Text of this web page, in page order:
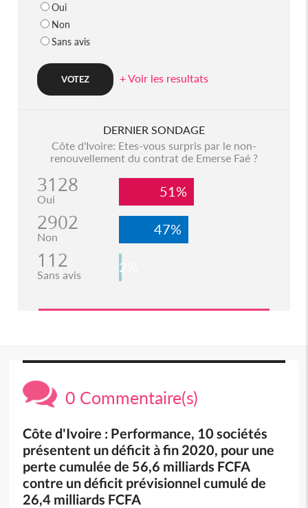
Oui
Non
Sans avis
+ Voir les resultats
DERNIER SONDAGE
Côte d'Ivoire: Etes-vous surpris par le non-
renouvellement du contrat de Emerse Faé ?
3128
Oui 51%
2902
Non 47%
112
Sans avis 2%
0 Commentaire(s)
Côte d'Ivoire : Performance, 10 sociétés
présentent un déficit à fin 2020, pour une
perte cumulée de 56,6 milliards FCFA
contre un déficit prévisionnel cumulé de
26,4 milliards FCFA